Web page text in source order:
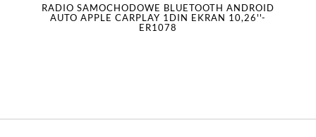
RADIO SAMOCHODOWE BLUETOOTH ANDROID
AUTO APPLE CARPLAY 1DIN EKRAN 10,26''-
ER1078